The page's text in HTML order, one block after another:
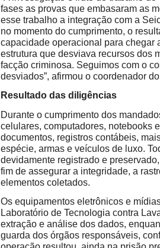
fases as provas que embasaram as
esse trabalho a integração com a
no momento do cumprimento, o
capacidade operacional para chegar
estrutura que desviava recursos dos
facção criminosa. Seguimos com o
desviados”, afirmou o coordenador
Resultado das diligências
Durante o cumprimento dos
celulares, computadores, notebooks
documentos, registros contábeis,
espécie, armas e veículos de luxo.
devidamente registrado e
fim de assegurar a integridade, a
elementos coletados.
Os equipamentos eletrônicos e
Laboratório de Tecnologia contra
extração e análise dos dados,
guarda dos órgãos responsáveis,